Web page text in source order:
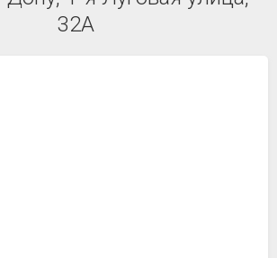
32А